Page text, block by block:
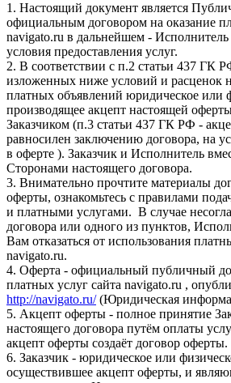
1. Настоящий документ является
официальным договором на оказание
navigato.ru в дальнейшем -
условия предоставления услуг.
2. В соответствии с п.2 статьи 437 ГК
изложенных ниже условий и расценок
платных объявлений юридическое или
производящее акцепт настоящей
Заказчиком (п.3 статьи 437 ГК РФ -
равносилен заключению договора, на
в оферте ). Заказчик и Исполнитель
Сторонами настоящего договора.
3. Внимательно прочтите материалы
оферты, ознакомьтесь с правилами
и платными услугами. В случае
договора или одного из пунктов,
Вам отказаться от использования
navigato.ru.
4. Оферта - официальный публичный
платных услуг сайта navigato.ru ,
http://navigato.ru/(Юридическая
5. Акцепт оферты - полное принятие
настоящего договора путём оплаты
акцепт оферты создаёт договор оферты.
6. Заказчик - юридическое или
осуществившее акцепт оферты, и